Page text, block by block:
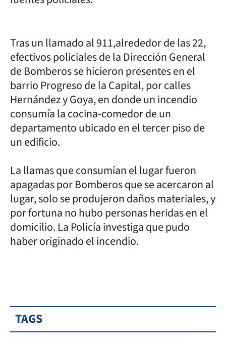
Tras un llamado al 911,alrededor de las 22,
efectivos policiales de la Dirección General
de Bomberos se hicieron presentes en el
barrio Progreso de la Capital, por calles
Hernández y Goya, en donde un incendio
consumía la cocina-comedor de un
departamento ubicado en el tercer piso de
un edificio.
La llamas que consumían el lugar fueron
apagadas por Bomberos que se acercaron al
lugar, solo se produjeron daños materiales, y
por fortuna no hubo personas heridas en el
domicilio. La Policía investiga que pudo
haber originado el incendio.
TAGS